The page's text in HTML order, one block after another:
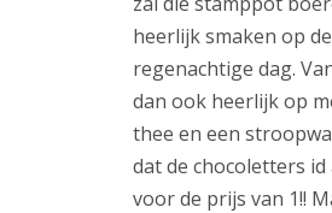
heerlijk smaken op
regenachtige dag.
dan ook heerlijk op
thee en een
dat de chocoletters
voor de prijs van 1!!